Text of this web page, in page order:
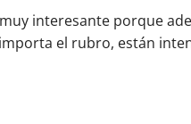
interesante porque
el rubro, están